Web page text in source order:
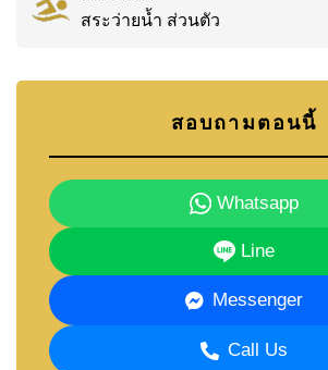
สระว่ายน้ำ ส่วนตัว
สอบถามตอนนี้
Whatsapp
Line
Messenger
Call Us